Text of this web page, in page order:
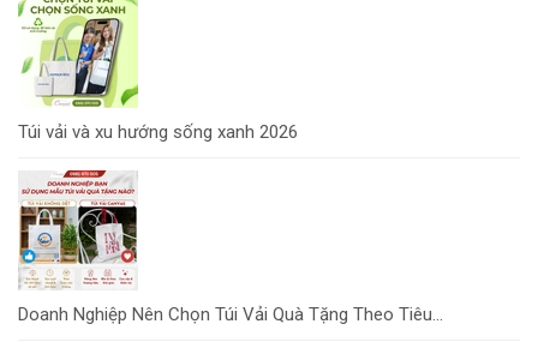
Túi vải và xu hướng sống xanh 2026
Doanh Nghiệp Nên Chọn Túi Vải Quà Tặng Theo Tiêu...